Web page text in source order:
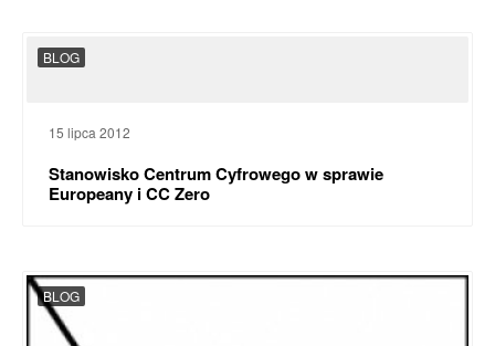
BLOG
15 lipca 2012
Stanowisko Centrum Cyfrowego w sprawie
Europeany i CC Zero
BLOG